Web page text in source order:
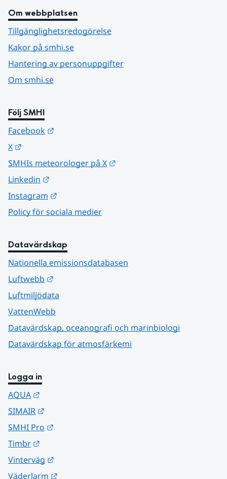
Om webbplatsen
Tillgänglighetsredogörelse
Kakor på smhi.se
Hantering av personuppgifter
Om smhi.se
Följ SMHI
Facebook
X
SMHIs meteorologer på X
Linkedin
Instagram
Policy för sociala medier
Datavärdskap
Nationella emissionsdatabasen
Luftwebb
Luftmiljödata
VattenWebb
Datavärdskap, oceanografi och marinbiologi
Datavärdskap för atmosfärkemi
Logga in
AQUA
SIMAIR
SMHI Pro
Timbr
Vinterväg
Väderlarm